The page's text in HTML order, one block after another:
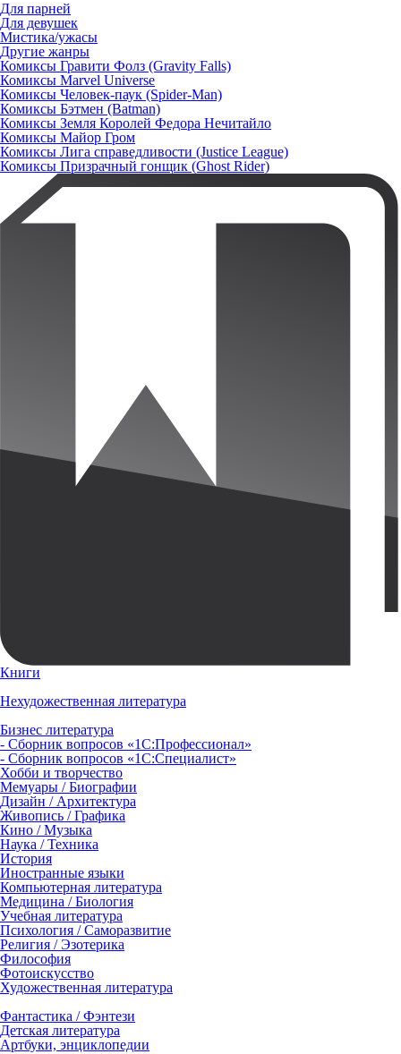
Для парней
Для девушек
Мистика/ужасы
Другие жанры
Комиксы Гравити Фолз (Gravity Falls)
Комиксы Marvel Universe
Комиксы Человек-паук (Spider-Man)
Комиксы Бэтмен (Batman)
Комиксы Земля Королей Федора Нечитайло
Комиксы Майор Гром
Комиксы Лига справедливости (Justice League)
Комиксы Призрачный гонщик (Ghost Rider)
Книги
Нехудожественная литература
Бизнес литература
- Сборник вопросов «1С:Профессионал»
- Сборник вопросов «1С:Специалист»
Хобби и творчество
Мемуары / Биографии
Дизайн / Архитектура
Живопись / Графика
Кино / Музыка
Наука / Техника
История
Иностранные языки
Компьютерная литература
Медицина / Биология
Учебная литература
Психология / Саморазвитие
Религия / Эзотерика
Философия
Фотоискусство
Художественная литература
Фантастика / Фэнтези
Детская литература
Артбуки, энциклопедии